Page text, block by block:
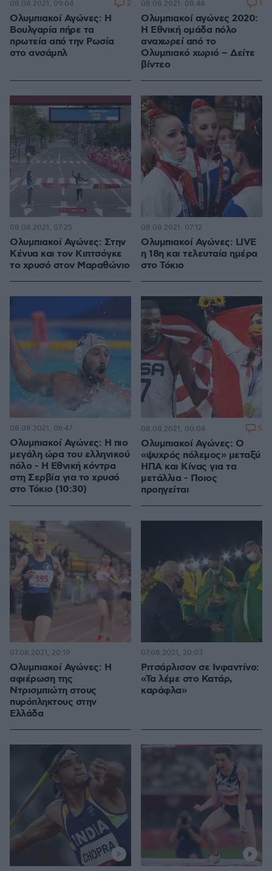
Ολυμπιακοί Αγώνες: Η
Βουλγαρία πήρε τα
πρωτεία από την Ρωσία
στο ανσάμπλ
08.08.2021, 09:04 2
Ολυμπιακοί αγώνες 2020:
Η Εθνική ομάδα πόλο
αναχωρεί από το
Ολυμπιακό χωριό – Δείτε
βίντεο
08.08.2021, 08:44 1
Ολυμπιακοί Αγώνες: Στην
Κένυα και τον Κιπτσόγκε
το χρυσό στον Μαραθώνιο
08.08.2021, 07:25
Ολυμπιακοί Αγώνες: LIVE
η 18η και τελευταία ημέρα
στο Τόκιο
08.08.2021, 07:12
Ολυμπιακοί Αγώνες: Η πιο
μεγάλη ώρα του ελληνικού
πόλο - Η Εθνική κόντρα
στη Σερβία για το χρυσό
στο Τόκιο (10:30)
08.08.2021, 06:47
Ολυμπιακοί Αγώνες: O
«ψυχρός πόλεμος» μεταξύ
ΗΠΑ και Κίνας για τα
μετάλλια - Ποιος
προηγείται
08.08.2021, 00:04 5
Ολυμπιακοί Αγώνες: Η
αφιέρωση της
Ντρισμπιώτη στους
πυρόπληκτους στην
Ελλάδα
07.08.2021, 20:19
Ριτσάρλισον σε Ινφαντίνο:
«Τα λέμε στο Κατάρ,
καράφλα»
07.08.2021, 20:03